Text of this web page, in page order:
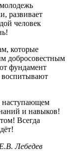
развивает
человек
которые
добросовестным
фундамент
воспитывают
наступающем
и навыков!
Всегда
Лебедев